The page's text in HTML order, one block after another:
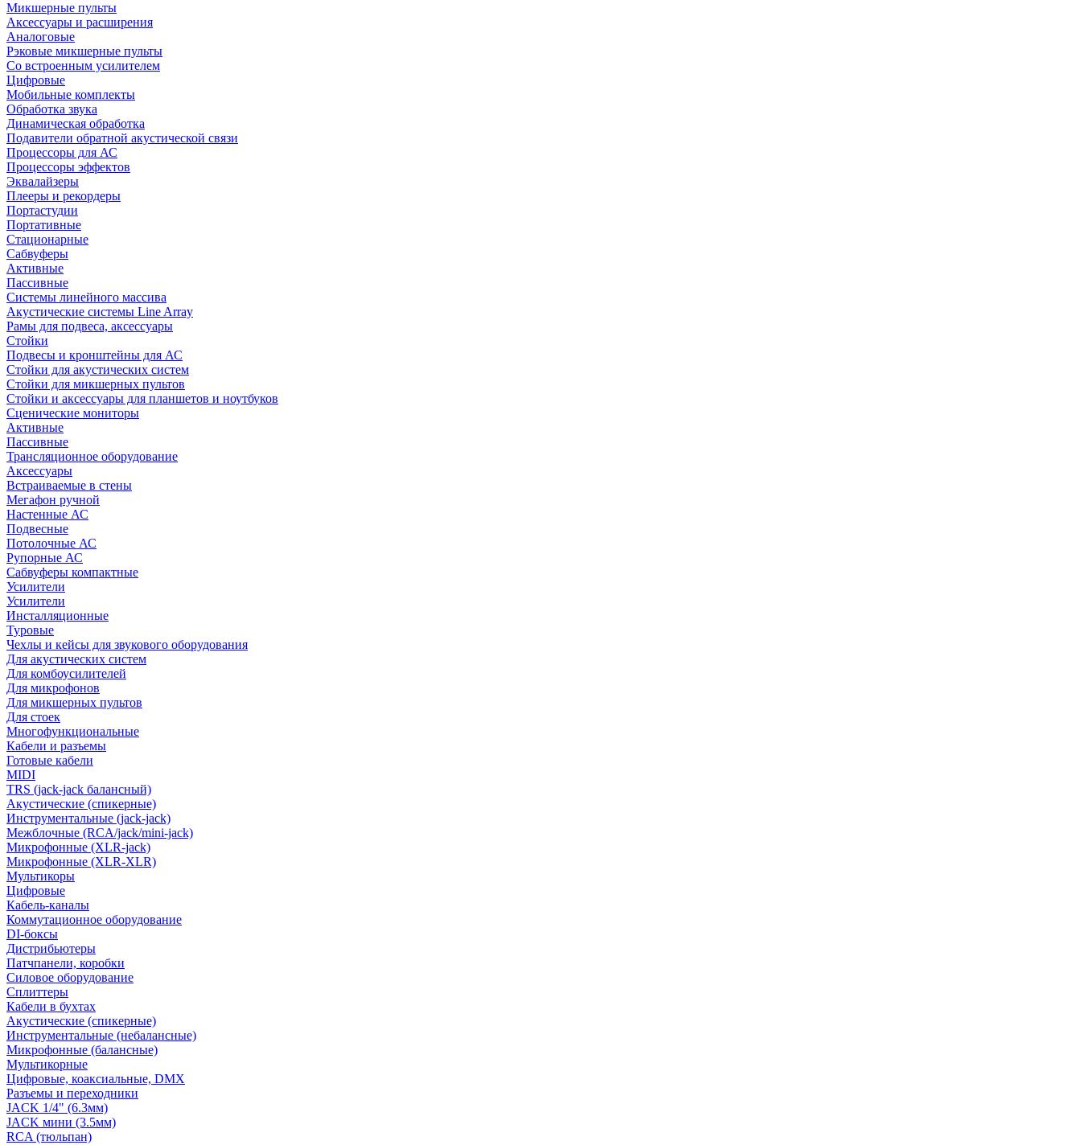
Микшерные пульты
Аксессуары и расширения
Аналоговые
Рэковые микшерные пульты
Со встроенным усилителем
Цифровые
Мобильные комплекты
Обработка звука
Динамическая обработка
Подавители обратной акустической связи
Процессоры для АС
Процессоры эффектов
Эквалайзеры
Плееры и рекордеры
Портастудии
Портативные
Стационарные
Сабвуферы
Активные
Пассивные
Системы линейного массива
Акустические системы Line Array
Рамы для подвеса, аксессуары
Стойки
Подвесы и кронштейны для АС
Стойки для акустических систем
Стойки для микшерных пультов
Стойки и аксессуары для планшетов и ноутбуков
Сценические мониторы
Активные
Пассивные
Трансляционное оборудование
Аксессуары
Встраиваемые в стены
Мегафон ручной
Настенные АС
Подвесные
Потолочные АС
Рупорные АС
Сабвуферы компактные
Усилители
Усилители
Инсталляционные
Туровые
Чехлы и кейсы для звукового оборудования
Для акустических систем
Для комбоусилителей
Для микрофонов
Для микшерных пультов
Для стоек
Многофункциональные
Кабели и разъемы
Готовые кабели
MIDI
TRS (jack-jack балансный)
Акустические (спикерные)
Инструментальные (jack-jack)
Межблочные (RCA/jack/mini-jack)
Микрофонные (XLR-jack)
Микрофонные (XLR-XLR)
Мультикоры
Цифровые
Кабель-каналы
Коммутационное оборудование
DI-боксы
Дистрибьютеры
Патчпанели, коробки
Силовое оборудование
Сплиттеры
Кабели в бухтах
Акустические (спикерные)
Инструментальные (небалансные)
Микрофонные (балансные)
Мультикорные
Цифровые, коаксиальные, DMX
Разъемы и переходники
JACK 1/4" (6.3мм)
JACK мини (3.5мм)
RCA (тюльпан)